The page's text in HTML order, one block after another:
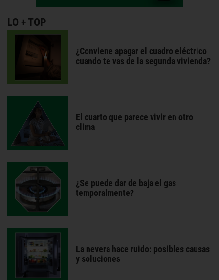
LO + TOP
¿Conviene apagar el cuadro eléctrico
cuando te vas de la segunda vivienda?
El cuarto que parece vivir en otro
clima
¿Se puede dar de baja el gas
temporalmente?
La nevera hace ruido: posibles causas
y soluciones